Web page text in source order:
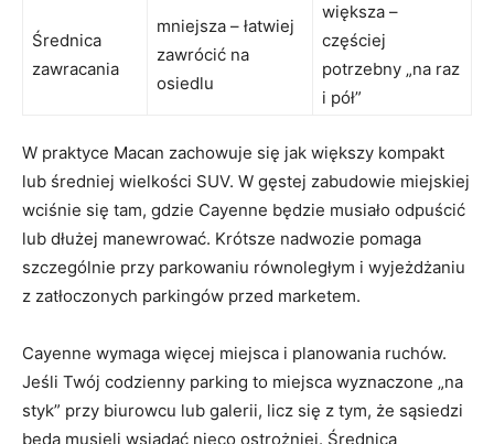
Średnica
zawracania
mniejsza – łatwiej
zawrócić na
osiedlu
większa –
częściej
potrzebny „na raz
i pół”
W praktyce Macan zachowuje się jak większy kompakt
lub średniej wielkości SUV. W gęstej zabudowie miejskiej
wciśnie się tam, gdzie Cayenne będzie musiało odpuścić
lub dłużej manewrować. Krótsze nadwozie pomaga
szczególnie przy parkowaniu równoległym i wyjeżdżaniu
z zatłoczonych parkingów przed marketem.
Cayenne wymaga więcej miejsca i planowania ruchów.
Jeśli Twój codzienny parking to miejsca wyznaczone „na
styk” przy biurowcu lub galerii, licz się z tym, że sąsiedzi
będą musieli wsiadać nieco ostrożniej. Średnica